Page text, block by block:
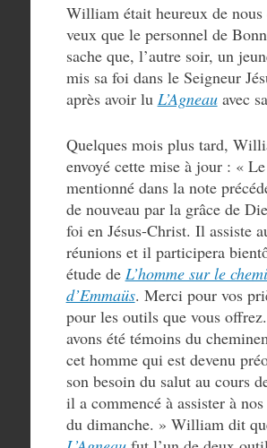
William était heureux de nous
veux que le personnel de
sache que, l’autre soir, un
mis sa foi dans le Seigneur
après avoir lu L’Agneauavec
Quelques mois plus tard,
envoyé cette mise à jour : «
mentionné dans la note
de nouveau par la grâce de
foi en Jésus-Christ. Il assiste
réunions et il participera
étude de L’homme sur le
d’Emmaüs. Merci pour vos
pour les outils que vous
avons été témoins du
cet homme qui est devenu
son besoin du salut au cours
il a commencé à assister à
du dimanche. » William dit